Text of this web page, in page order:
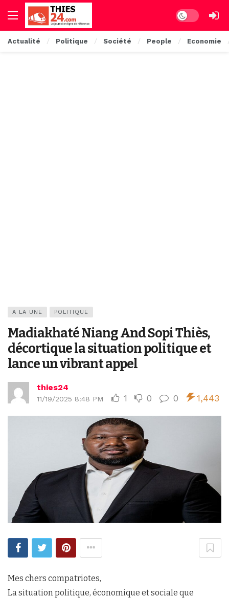
Dark mode
Actualité Politique Société People Economie
A LA UNE POLITIQUE
Madiakhaté Niang And Sopi Thiès,
décortique la situation politique et
lance un vibrant appel
thies24
11/19/2025 8:48 PM 1 0 0 1,443
Mes chers compatriotes,
La situation politique, économique et sociale que